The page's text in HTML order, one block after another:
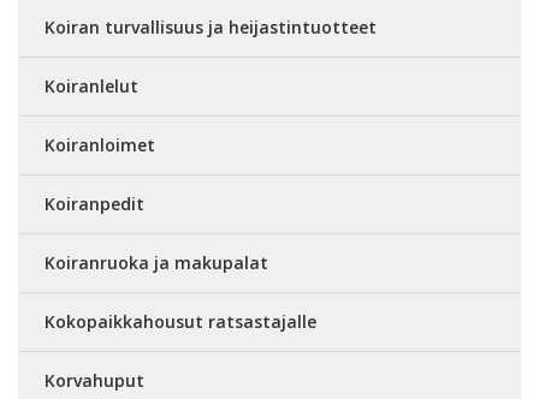
Koiran turvallisuus ja heijastintuotteet
Koiranlelut
Koiranloimet
Koiranpedit
Koiranruoka ja makupalat
Kokopaikkahousut ratsastajalle
Korvahuput